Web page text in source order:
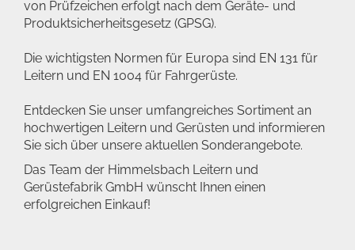
von Prüfzeichen erfolgt nach dem Geräte- und
Produktsicherheitsgesetz (GPSG).
Die wichtigsten Normen für Europa sind EN 131 für
Leitern und EN 1004 für Fahrgerüste.
Entdecken Sie unser umfangreiches Sortiment an
hochwertigen Leitern und Gerüsten und informieren
Sie sich über unsere aktuellen Sonderangebote.
Das Team der Himmelsbach Leitern und
Gerüstefabrik GmbH wünscht Ihnen einen
erfolgreichen Einkauf!